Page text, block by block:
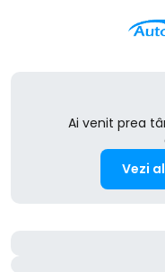
Ai venit prea
Vezi